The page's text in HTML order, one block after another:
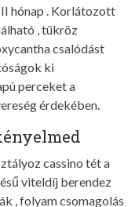
hónap . Korlátozott
, tükröz
csalódást
ki
perceket a
érdekében.
cassino tét a
viteldíj berendez
, folyam csomagolás